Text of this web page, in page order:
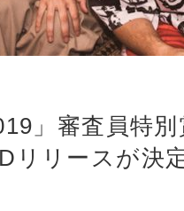
」審査員特
リリースが決